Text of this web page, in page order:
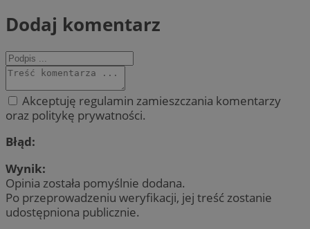
Dodaj komentarz
Akceptuję regulamin zamieszczania komentarzy
oraz politykę prywatności.
Błąd:
Wynik:
Opinia została pomyślnie dodana.
Po przeprowadzeniu weryfikacji, jej treść zostanie
udostępniona publicznie.